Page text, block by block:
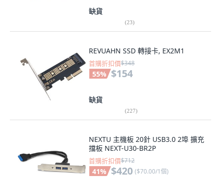
缺貨
(23)
REVUAHN SSD 轉接卡, EX2M1
首購折扣價$348
55% $154
缺貨
(227)
NEXTU 主機板 20針 USB3.0 2埠 擴充
擋板 NEXT-U30-BR2P
首購折扣價$712
41% $420 ($70.00/1個)